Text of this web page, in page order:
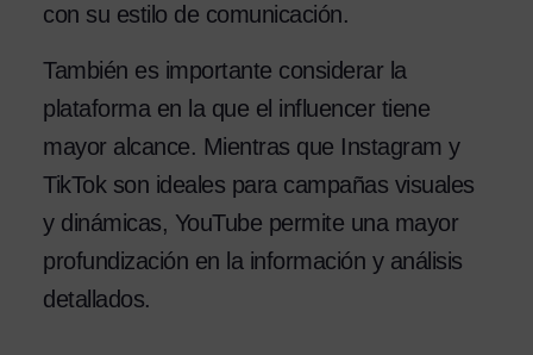
con su estilo de comunicación.
También es importante considerar la
plataforma en la que el influencer tiene
mayor alcance. Mientras que Instagram y
TikTok son ideales para campañas visuales
y dinámicas, YouTube permite una mayor
profundización en la información y análisis
detallados.